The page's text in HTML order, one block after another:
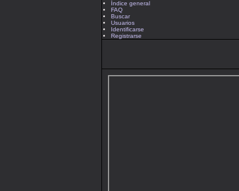
Índice general
FAQ
Buscar
Usuarios
Identificarse
Registrarse